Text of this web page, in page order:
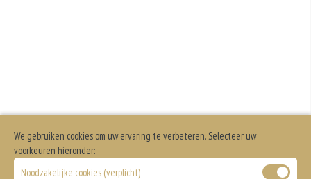
We gebruiken cookies om uw ervaring te verbeteren. Selecteer uw
voorkeuren hieronder:
Noodzakelijke cookies (verplicht)